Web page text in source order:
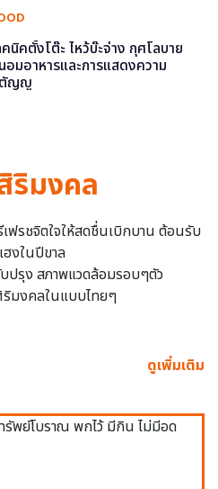
คนิคตั้งโต๊ะ ไหว้บ๊ะจ่าง กุศโลบาย
อมอาหารและการแสดงความ
ญญู
ริมงคล
ฟรชจิตใจให้สดชื่นเบิกบาน ต้อนรับ
ฮงในปีขาล
ปรุง สภาพแวดล้อมรอบๆตัว
ริมงคลในแบบไทยๆ
ดูเพิ่มเติม